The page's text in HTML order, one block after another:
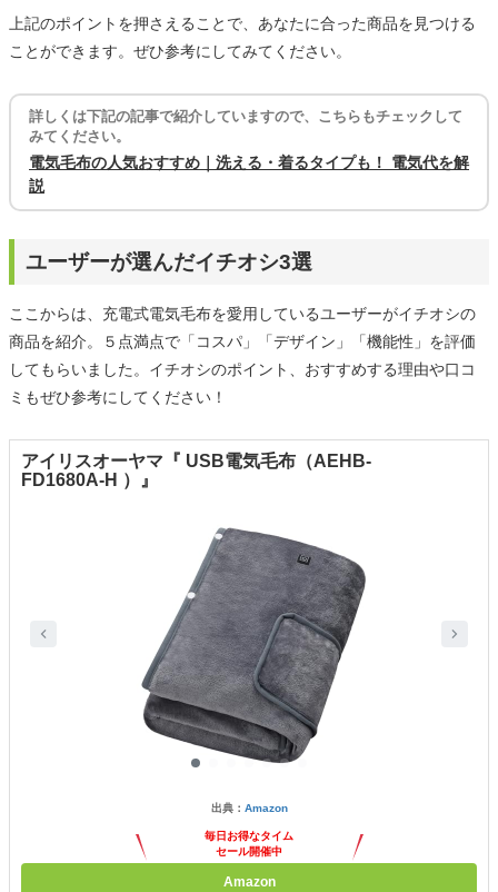
上記のポイントを押さえることで、あなたに合った商品を見つける
ことができます。ぜひ参考にしてみてください。
詳しくは下記の記事で紹介していますので、こちらもチェックして
みてください。
電気毛布の人気おすすめ｜洗える・着るタイプも！ 電気代を解
説
ユーザーが選んだイチオシ3選
ここからは、充電式電気毛布を愛用しているユーザーがイチオシの
商品を紹介。５点満点で「コスパ」「デザイン」「機能性」を評価
してもらいました。イチオシのポイント、おすすめする理由や口コ
ミもぜひ参考にしてください！
アイリスオーヤマ『 USB電気毛布（AEHB-
FD1680A-H ）』
出典： Amazon
毎日お得なタイム
セール開催中
Amazon